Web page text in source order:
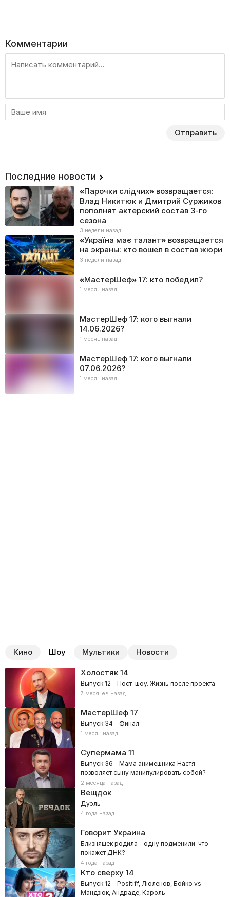
Комментарии
Отправить
Последние новости
«Парочки слідчих» возвращается:
Влад Никитюк и Дмитрий Суржиков
пополнят актерский состав 3-го
сезона
3 недели назад
«Україна має талант» возвращается
на экраны: кто вошел в состав жюри
3 недели назад
«МастерШеф» 17: кто победил?
1 месяц назад
МастерШеф 17: кого выгнали
14.06.2026?
1 месяц назад
МастерШеф 17: кого выгнали
07.06.2026?
1 месяц назад
Кино Шоу Мультики Новости
Холостяк14
Выпуск 12 - Пост-шоу. Жизнь после проекта
7 месяцев назад
МастерШеф17
Выпуск 34 - Финал
1 месяц назад
Супермама 11
Выпуск 36 - Мама анимешника Настя
позволяет сыну манипулировать собой?
2 месяца назад
Вещдок
Дуэль
4 года назад
Говорит Украина
Близняшек родила – одну подменили: что
покажет ДНК?
4 года назад
Кто сверху14
Выпуск 12 - Positiff, Люленов, Бойко vs
Мандзюк, Андраде, Кароль